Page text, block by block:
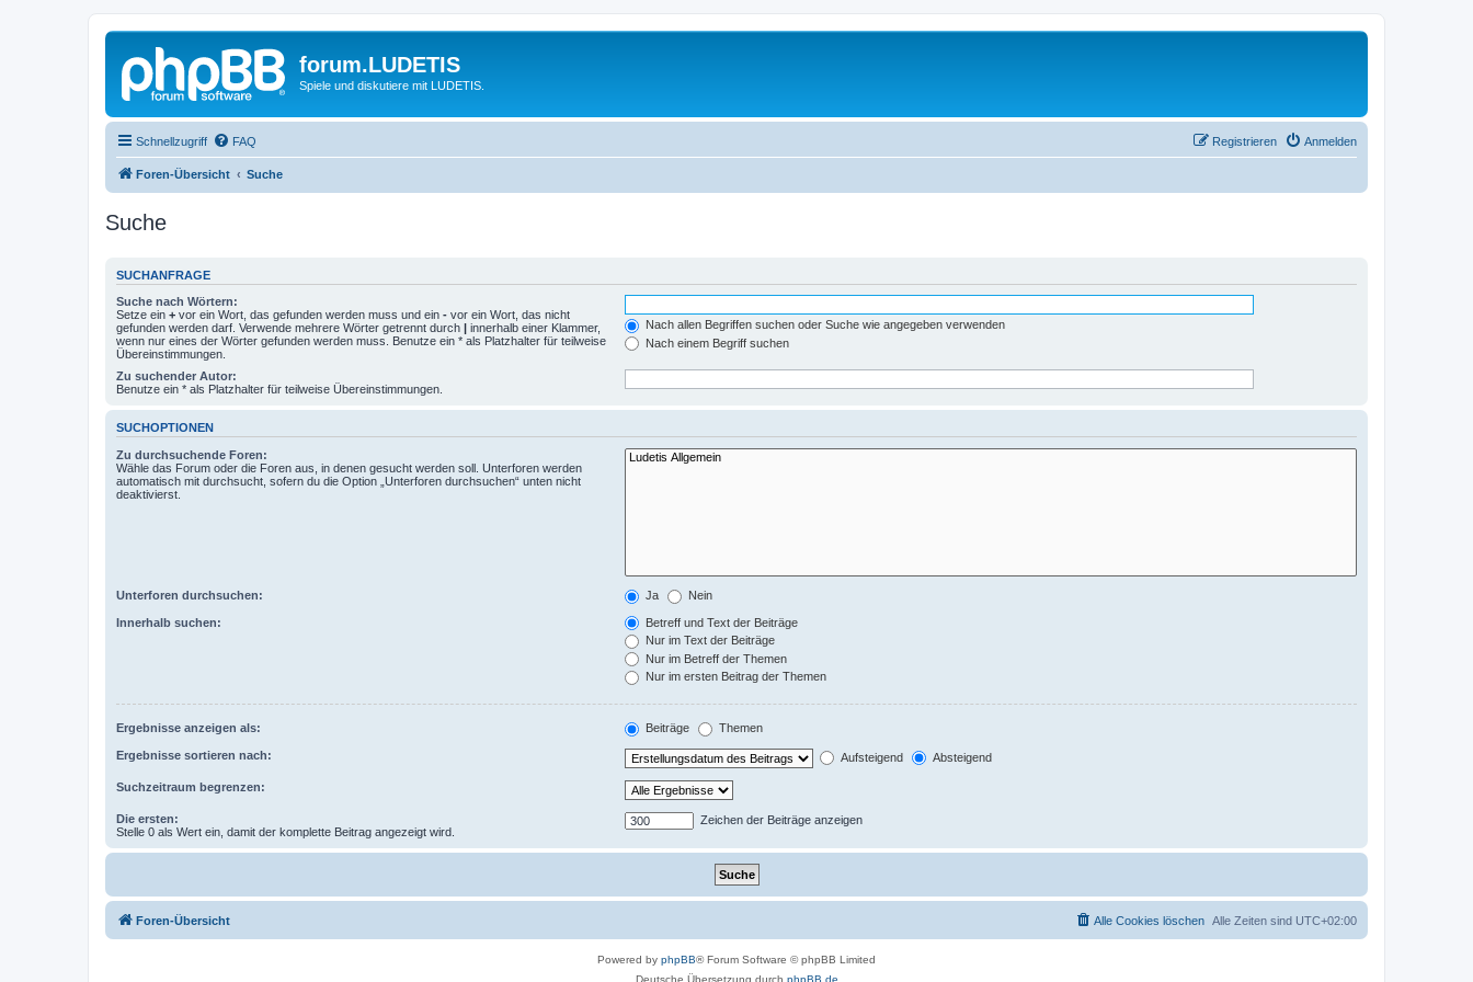
forum.LUDETIS
Spiele und diskutiere mit LUDETIS.
Schnellzugriff FAQ Anmelden
Registrieren
Foren-Übersicht Suche
Suche
SUCHANFRAGE
Suche nach Wörtern:
Setze ein + vor ein Wort, das gefunden werden muss und ein - vor ein Wort, das nicht
gefunden werden darf. Verwende mehrere Wörter getrennt durch | innerhalb einer Klammer,
wenn nur eines der Wörter gefunden werden muss. Benutze ein * als Platzhalter für teilweise
Übereinstimmungen.
Nach allen Begriffen suchen oder Suche wie angegeben verwenden
Nach einem Begriff suchen
Zu suchender Autor:
Benutze ein * als Platzhalter für teilweise Übereinstimmungen.
SUCHOPTIONEN
Zu durchsuchende Foren:
Wähle das Forum oder die Foren aus, in denen gesucht werden soll. Unterforen werden
automatisch mit durchsucht, sofern du die Option „Unterforen durchsuchen“ unten nicht
deaktivierst.
Unterforen durchsuchen: Ja Nein
Innerhalb suchen:
Betreff und Text der Beiträge
Nur im Text der Beiträge
Nur im Betreff der Themen
Nur im ersten Beitrag der Themen
Ergebnisse anzeigen als: Beiträge Themen
Ergebnisse sortieren nach: Aufsteigend Absteigend
Suchzeitraum begrenzen:
Die ersten:
Stelle 0 als Wert ein, damit der komplette Beitrag angezeigt wird.
Zeichen der Beiträge anzeigen
Foren-Übersicht Alle Zeiten sind UTC+02:00
Alle Cookies löschen
Powered by phpBB® Forum Software © phpBB Limited
Deutsche Übersetzung durch phpBB.de